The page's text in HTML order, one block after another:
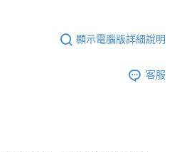
顯示電腦版詳細說明
客服